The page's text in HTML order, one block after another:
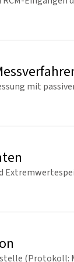
mit
(Protokoll: